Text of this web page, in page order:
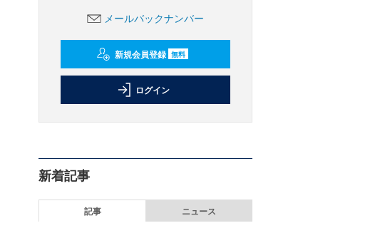
メールバックナンバー
新規会員登録 無料
ログイン
新着記事
記事 ニュース